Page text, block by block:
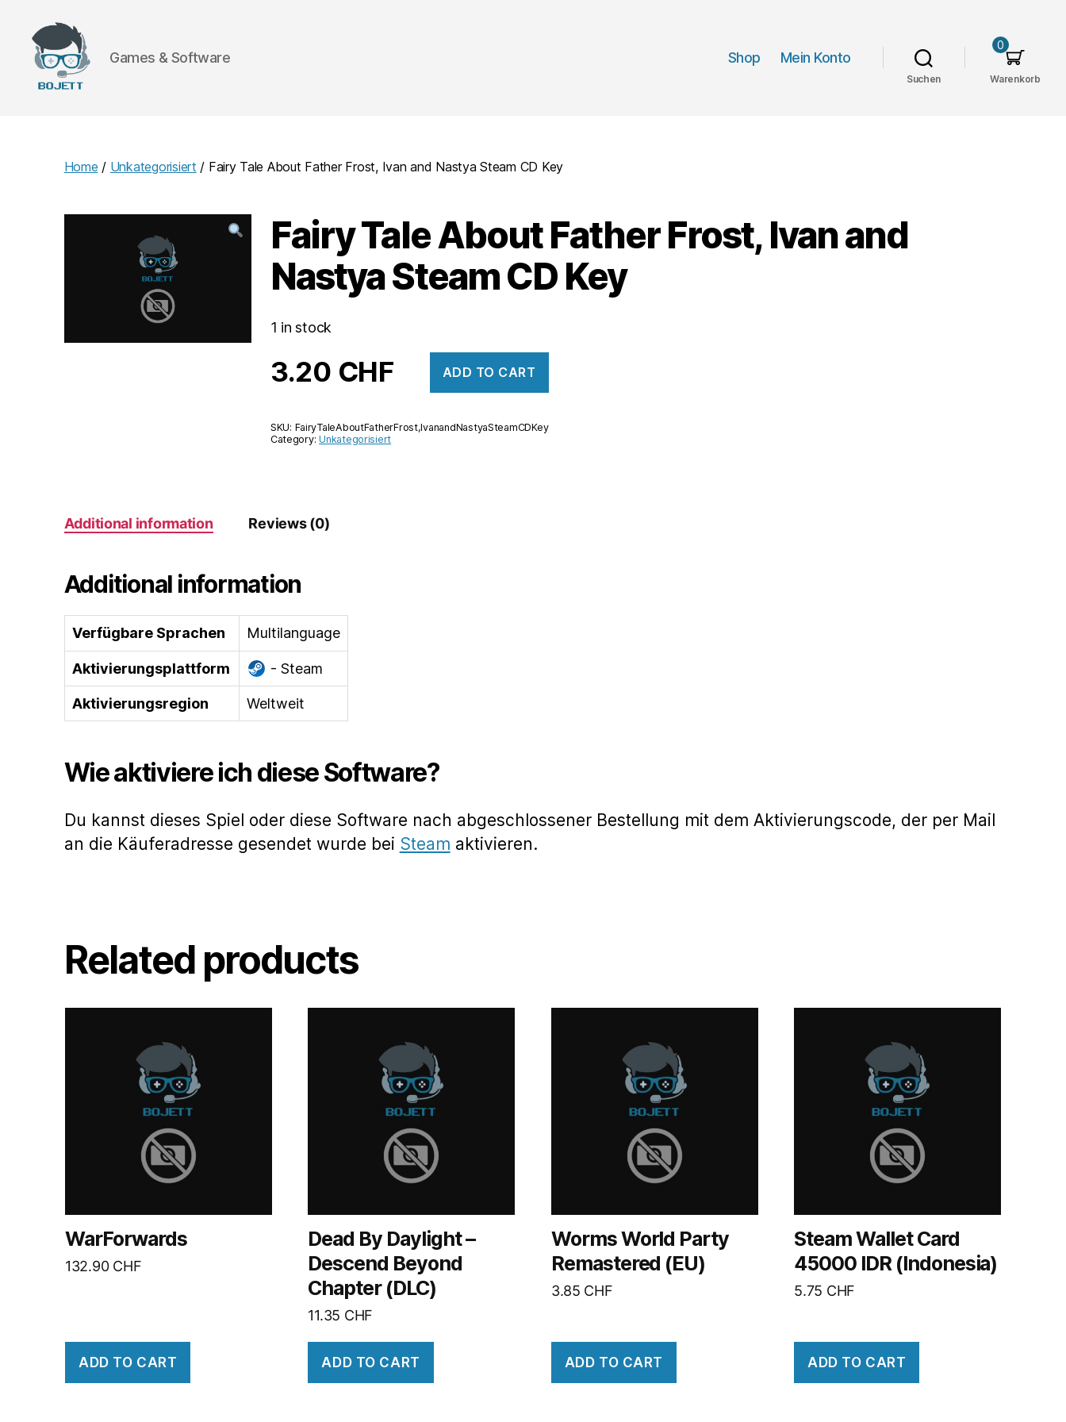
Games & Software Shop Mein Konto
Suchen Warenkorb
0
Home / Unkategorisiert / Fairy Tale About Father Frost, Ivan and Nastya Steam CD Key
Fairy Tale About Father Frost, Ivan and
Nastya Steam CD Key
1 in stock
3.20 CHF ADD TO CART
SKU: FairyTaleAboutFatherFrost,IvanandNastyaSteamCDKey
Category:Unkategorisiert
Additional information Reviews (0)
Additional information
Verfügbare Sprachen Multilanguage
Aktivierungsplattform - Steam
Aktivierungsregion Weltweit
Wie aktiviere ich diese Software?
Du kannst dieses Spiel oder diese Software nach abgeschlossener Bestellung mit dem Aktivierungscode, der per Mail
an die Käuferadresse gesendet wurde bei Steam aktivieren.
Related products
WarForwards
132.90 CHF
ADD TO CART
Dead By Daylight –
Descend Beyond
Chapter (DLC)
11.35 CHF
ADD TO CART
Worms World Party
Remastered (EU)
3.85 CHF
ADD TO CART
Steam Wallet Card
45000 IDR (Indonesia)
5.75 CHF
ADD TO CART